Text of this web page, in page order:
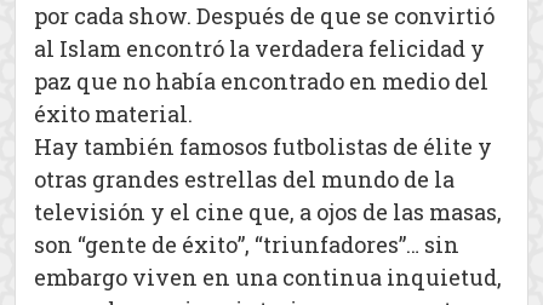
por cada show. Después de que se convirtió
al Islam encontró la verdadera felicidad y
paz que no había encontrado en medio del
éxito material.
Hay también famosos futbolistas de élite y
otras grandes estrellas del mundo de la
televisión y el cine que, a ojos de las masas,
son “gente de éxito”, “triunfadores”… sin
embargo viven en una continua inquietud,